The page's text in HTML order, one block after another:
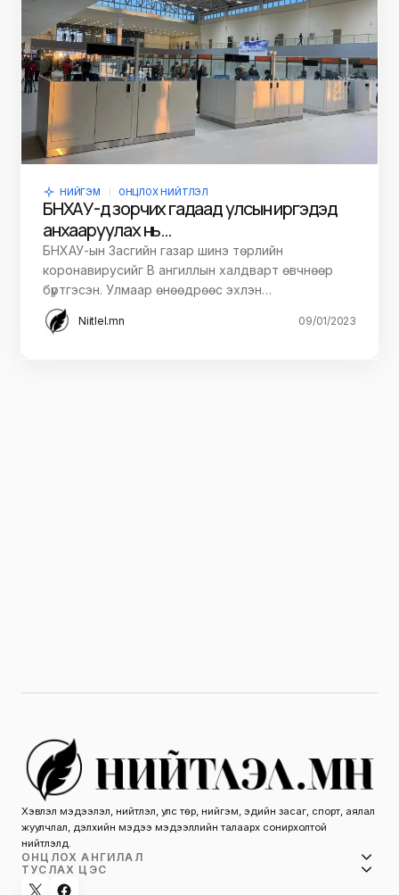
НИЙГЭМ ОНЦЛОХ НИЙТЛЭЛ
БНХАУ-д зорчих гадаад улсын иргэдэд
анхааруулах нь…
БНХАУ-ын Засгийн газар шинэ төрлийн
коронавирусийг B ангиллын халдварт өвчнөөр
бүртгэсэн. Улмаар өнөөдрөөс эхлэн…
Niitlel.mn 09/01/2023
Хэвлэл мэдээлэл, нийтлэл, улс төр, нийгэм, эдийн засаг, спорт, аялал
жуулчлал, дэлхийн мэдээ мэдээллийн талаарх сонирхолтой
нийтлэлүүд.
ОНЦЛОХ АНГИЛАЛ
ТУСЛАХ ЦЭС